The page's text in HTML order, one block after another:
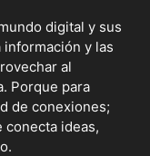
digital y sus
y las
al
Porque para
de conexiones;
ideas,